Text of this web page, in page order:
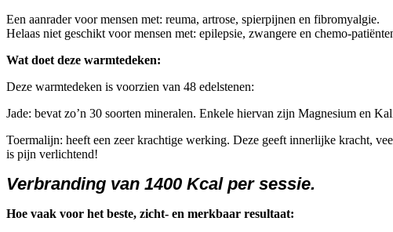
Een aanrader voor mensen met: reuma, artrose, spierpijnen en fibromyalgie.
Helaas niet geschikt voor mensen met: epilepsie, zwangere en chemo-
Wat doet deze warmtedeken:
Deze warmtedeken is voorzien van 48 edelstenen:
Jade: bevat zo’n 30 soorten mineralen. Enkele hiervan zijn Magnesium en
Toermalijn: heeft een zeer krachtige werking. Deze geeft innerlijke kracht,
is pijn verlichtend!
Verbranding van 1400 Kcal per sessie.
Hoe vaak voor het beste, zicht- en merkbaar resultaat: